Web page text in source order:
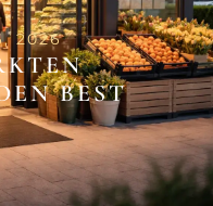
2026
BEST